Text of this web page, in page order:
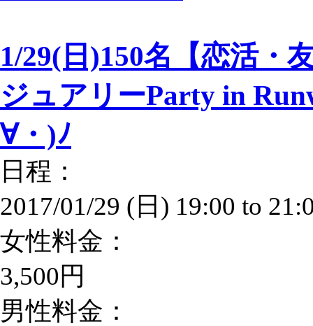
1/29(日)150名【恋活・
ジュアリーParty in
∀・)ﾉ
日程：
2017/01/29 (日) 19:00 to
女性料金：
3,500円
男性料金：